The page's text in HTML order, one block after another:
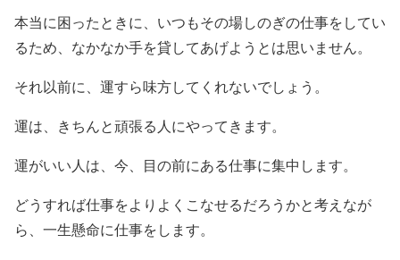
本当に困ったときに、いつもその場しのぎの仕事をしてい
るため、なかなか手を貸してあげようとは思いません。
それ以前に、運すら味方してくれないでしょう。
運は、きちんと頑張る人にやってきます。
運がいい人は、今、目の前にある仕事に集中します。
どうすれば仕事をよりよくこなせるだろうかと考えなが
ら、一生懸命に仕事をします。